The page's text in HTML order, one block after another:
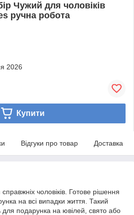
Чужий для чоловіків
ручна робота
2026
Купити
Відгуки про товар Доставка
чоловіків. Готове рішення
на всі випадки життя. Такий
для подарунка на ювілей, свято або